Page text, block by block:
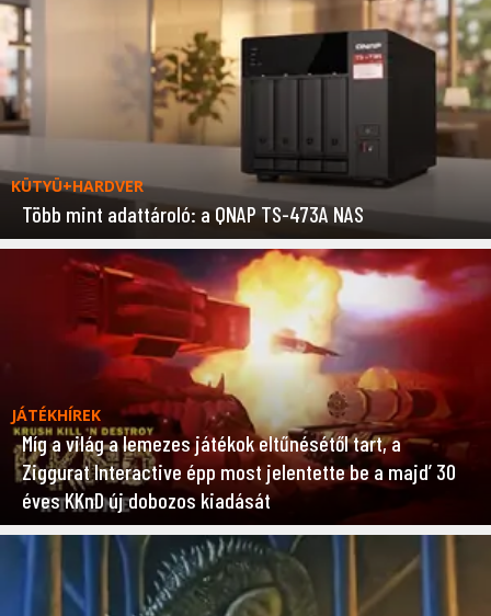
KÜTYÜ+HARDVER
Több mint adattároló: a QNAP TS-473A NAS
JÁTÉKHÍREK
Míg a világ a lemezes játékok eltűnésétől tart, a
Ziggurat Interactive épp most jelentette be a majd’ 30
éves KKnD új dobozos kiadását